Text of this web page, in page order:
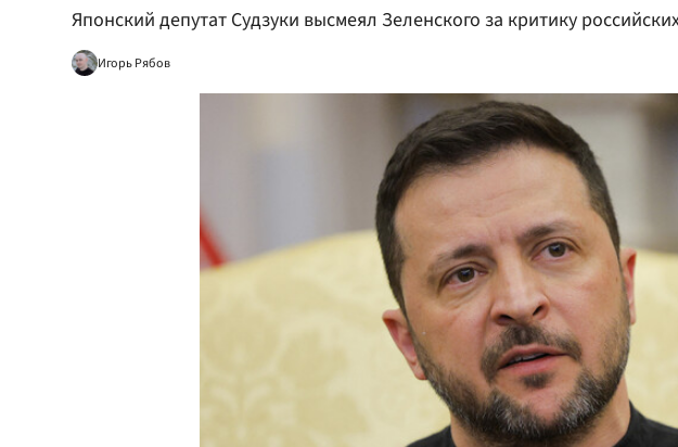
Японский депутат Судзуки высмеял Зеленского за критику
Игорь Рябов